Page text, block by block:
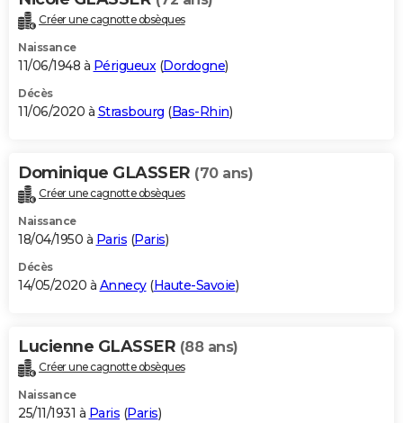
Créer une cagnotte obsèques
Naissance
11/06/1948 à Périgueux(Dordogne)
Décès
11/06/2020 à Strasbourg (Bas-Rhin)
Dominique GLASSER (70 ans)
Créer une cagnotte obsèques
Naissance
18/04/1950 à Paris (Paris)
Décès
14/05/2020 à Annecy(Haute-Savoie)
Lucienne GLASSER (88 ans)
Créer une cagnotte obsèques
Naissance
25/11/1931 à Paris (Paris)